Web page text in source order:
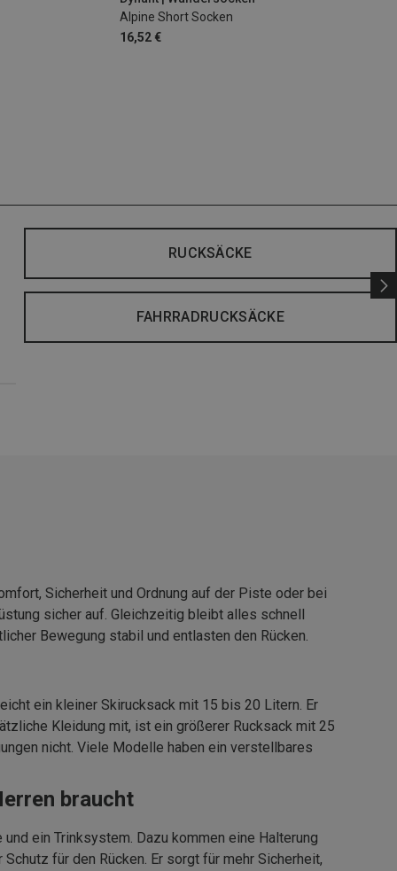
Alpine Short Socken
16,52 €
RUCKSÄCKE
FAHRRADRUCKSÄCKE
Sicherheit und Ordnung auf der Piste oder bei
sicher auf. Gleichzeitig bleibt alles schnell
Bewegung stabil und entlasten den Rücken.
ein kleiner Skirucksack mit 15 bis 20 Litern. Er
Kleidung mit, ist ein größerer Rucksack mit 25
nicht. Viele Modelle haben ein verstellbares
braucht
ein Trinksystem. Dazu kommen eine Halterung
für den Rücken. Er sorgt für mehr Sicherheit,